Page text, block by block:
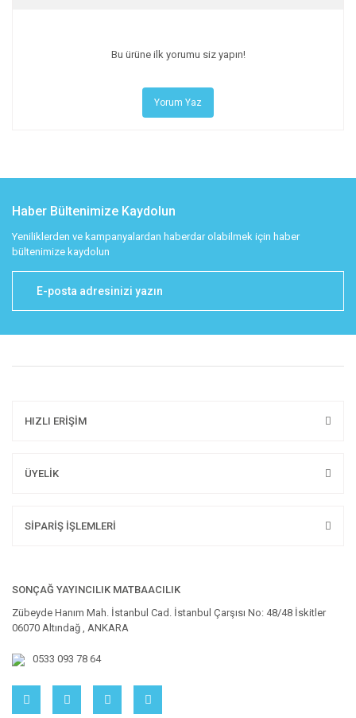
Bu ürüne ilk yorumu siz yapın!
Yorum Yaz
Haber Bültenimize Kaydolun
Yeniliklerden ve kampanyalardan haberdar olabilmek için haber
bültenimize kaydolun
HIZLI ERİŞİM
ÜYELİK
SİPARİŞ İŞLEMLERİ
SONÇAĞ YAYINCILIK MATBAACILIK
Zübeyde Hanım Mah. İstanbul Cad. İstanbul Çarşısı No: 48/48 İskitler
06070 Altındağ , ANKARA
0533 093 78 64